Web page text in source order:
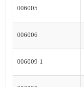
006005
006006
006009-1